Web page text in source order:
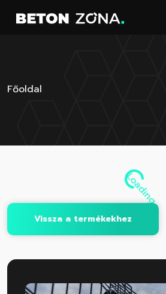
Főoldal
Loading...
Vissza a termékekhez